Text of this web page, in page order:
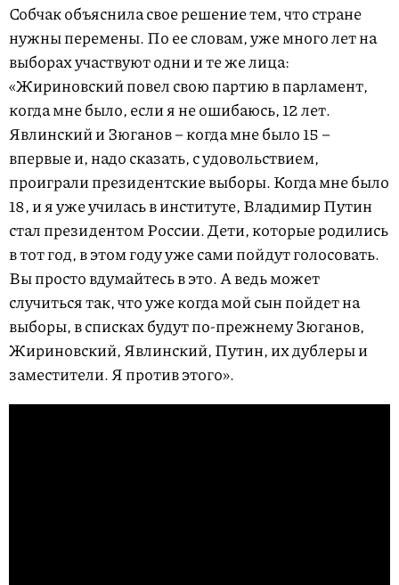
Собчак объяснила свое решение тем, что стране
нужны перемены. По ее словам, уже много лет на
выборах участвуют одни и те же лица:
«Жириновский повел свою партию в парламент,
когда мне было, если я не ошибаюсь, 12 лет.
Явлинский и Зюганов – когда мне было 15 –
впервые и, надо сказать, с удовольствием,
проиграли президентские выборы. Когда мне было
18, и я уже училась в институте, Владимир Путин
стал президентом России. Дети, которые родились
в тот год, в этом году уже сами пойдут голосовать.
Вы просто вдумайтесь в это. А ведь может
случиться так, что уже когда мой сын пойдет на
выборы, в списках будут по-прежнему Зюганов,
Жириновский, Явлинский, Путин, их дублеры и
заместители. Я против этого».